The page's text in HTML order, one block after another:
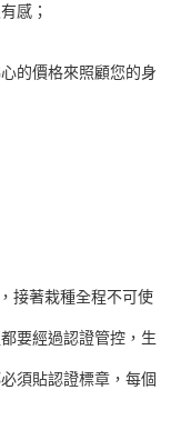
感；
的價格來照顧您的身
接著栽種全程不可使
要經過認證管控，生
須貼認證標章，每個